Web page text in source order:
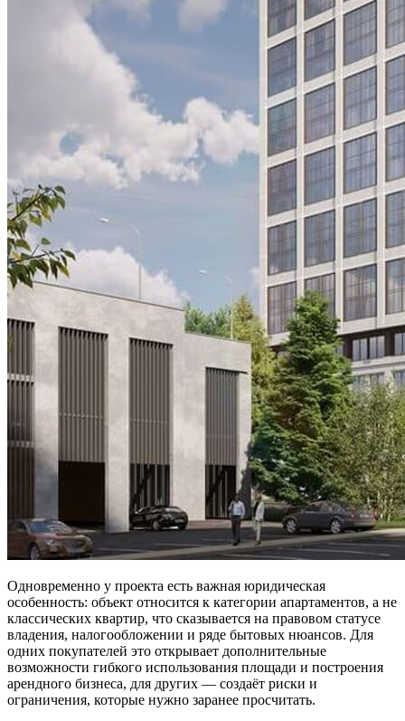
Одновременно у проекта есть важная юридическая
особенность: объект относится к категории апартаментов, а не
классических квартир, что сказывается на правовом статусе
владения, налогообложении и ряде бытовых нюансов. Для
одних покупателей это открывает дополнительные
возможности гибкого использования площади и построения
арендного бизнеса, для других — создаёт риски и
ограничения, которые нужно заранее просчитать.